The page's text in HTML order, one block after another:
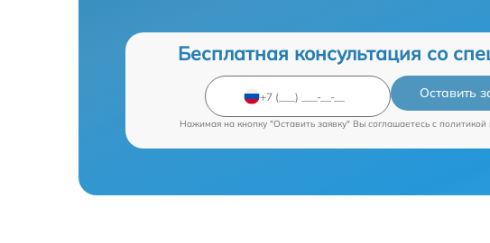
Бесплатная консультация со
Оставить
Нажимая на кнопку "Оставить заявку" Вы соглашаетесь c политикой